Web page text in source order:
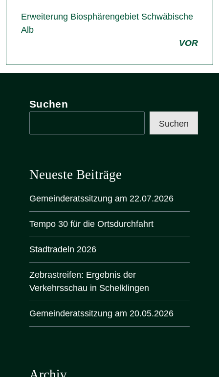
Erweiterung Biosphärengebiet Schwäbische
Alb
VOR
Suchen
Suchen
Neueste Beiträge
Gemeinderatssitzung am 22.07.2026
Tempo 30 für die Ortsdurchfahrt
Stadtradeln 2026
Zebrastreifen: Ergebnis der
Verkehrsschau in Schelklingen
Gemeinderatssitzung am 20.05.2026